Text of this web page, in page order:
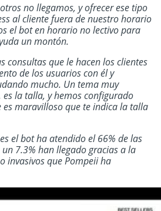
no llegamos, y ofrecer ese tipo
al cliente fuera de nuestro horario
el bot en horario no lectivo para
un montón.
consultas que le hacen los clientes
de los usuarios con él y
mucho. Un tema muy
la talla, y hemos configurado
maravilloso que te indica la talla
el bot ha atendido el 66% de las
7.3% han llegado gracias a la
invasivos que Pompeii ha